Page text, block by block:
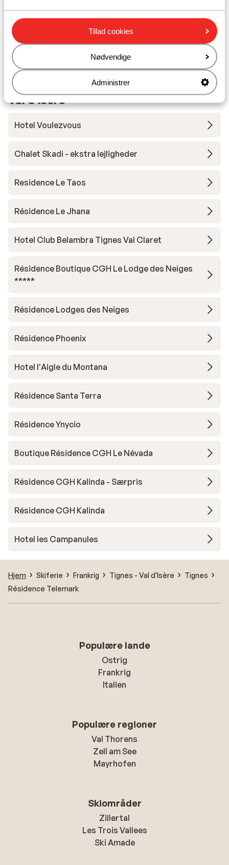
Tillad cookies
Nødvendige
Administrer
Undervisning
Andre overnatningssteder i Tignes -
Val d'Isère
Hotel Voulezvous
Chalet Skadi - ekstra lejligheder
Residence Le Taos
Résidence Le Jhana
Hotel Club Belambra Tignes Val Claret
Résidence Boutique CGH Le Lodge des Neiges
*****
Résidence Lodges des Neiges
Résidence Phoenix
Hotel l'Aigle du Montana
Résidence Santa Terra
Résidence Ynycio
Boutique Résidence CGH Le Névada
Résidence CGH Kalinda - Særpris
Résidence CGH Kalinda
Hotel les Campanules
Hjem Skiferie Frankrig Tignes - Val d'Isère
Tignes
Résidence Telemark
Populære lande
Ostrig
Frankrig
Italien
Populære regioner
Val Thorens
Zell am See
Mayrhofen
Skiområder
Zillertal
Les Trois Vallees
Ski Amade